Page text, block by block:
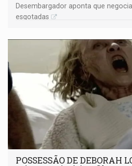
Desembargador aponta que
esgotadas
POSSESSÃO DE DEBORAH